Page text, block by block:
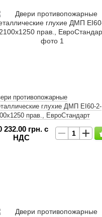
противопожарные
глухие ДМП ЕІ60-2-
прав., ЕвроСтандарт
232.00 грн. с
НДС